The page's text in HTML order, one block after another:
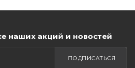
наших акций и новостей
ПОДПИСАТЬСЯ